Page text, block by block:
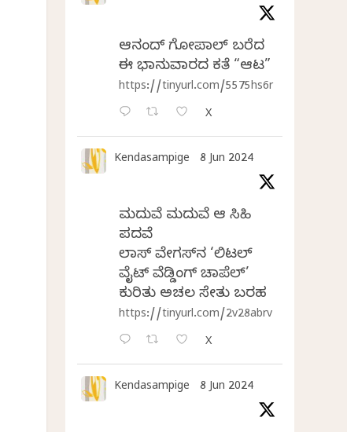
ಆನಂದ್‌ ಗೋಪಾಲ್‌ ಬರೆದ
ಈ ಭಾನುವಾರದ ಕತೆ “ಆಟ”
https://tinyurl.com/5575hs6r
X
Kendasampige 8 Jun 2024
ಮದುವೆ ಮದುವೆ ಆ ಸಿಹಿ
ಪದವೆ
ಲಾಸ್‌ ವೇಗಸ್‌ನ ‘ಲಿಟಲ್
ವೈಟ್ ವೆಡ್ಡಿಂಗ್ ಚಾಪೆಲ್’
ಕುರಿತು ಅಚಲ ಸೇತು ಬರಹ
https://tinyurl.com/2v28abrv
X
Kendasampige 8 Jun 2024